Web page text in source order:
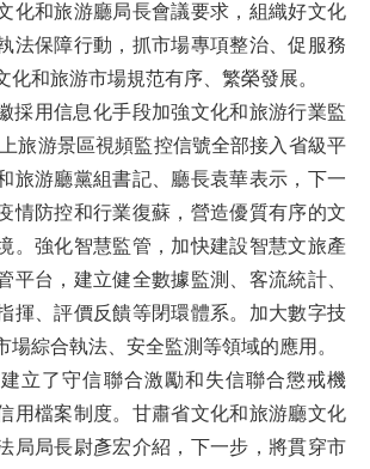
化和旅游廳局長會議要求，組織好文化
法保障行動，抓市場專項整治、促服務
化和旅游市場規范有序、繁榮發展。
用信息化手段加強文化和旅游行業監
旅游景區視頻監控信號全部接入省級平
旅游廳黨組書記、廳長袁華表示，下一
情防控和行業復蘇，營造優質有序的文
。強化智慧監管，加快建設智慧文旅產
平台，建立健全數據監測、客流統計、
揮、評價反饋等閉環體系。加大數字技
場綜合執法、安全監測等領域的應用。
了守信聯合激勵和失信聯合懲戒機
用檔案制度。甘肅省文化和旅游廳文化
局局長尉彥宏介紹，下一步，將貫穿市